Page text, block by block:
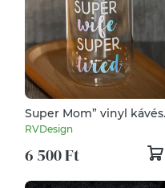
Super Mom” vinyl kávés
pohár – 500 ml
RVDesign
6 500 Ft